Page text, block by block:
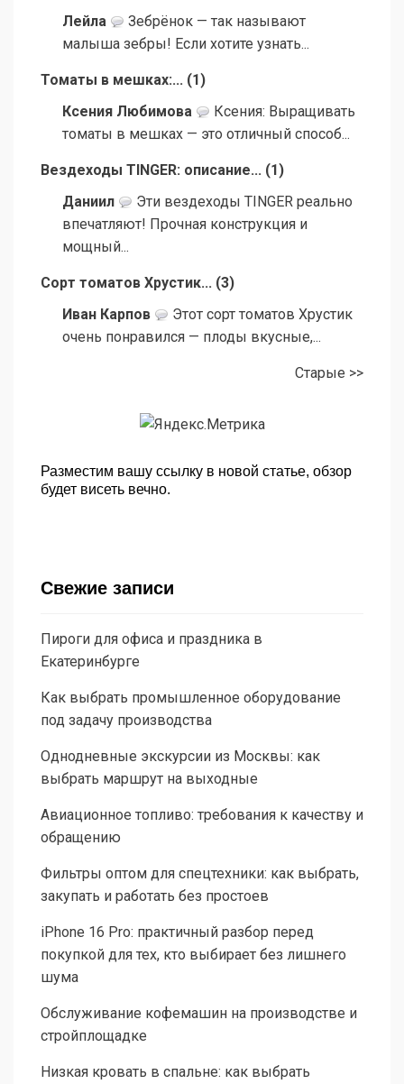
Лейла
Зебрёнок — так называют
малыша зебры! Если хотите узнать...
Томаты в мешках:... (1 )
Ксения Любимова
Ксения: Выращивать
томаты в мешках — это отличный способ...
Вездеходы TINGER: описание... (1 )
Даниил
Эти вездеходы TINGER реально
впечатляют! Прочная конструкция и
мощный...
Сорт томатов Хрустик... (3)
Иван Карпов
Этот сорт томатов Хрустик
очень понравился — плоды вкусные,...
Старые >>
Разместим вашу ссылку в новой статье, обзор
будет висеть вечно.
Свежие записи
Пироги для офиса и праздника в
Екатеринбурге
Как выбрать промышленное оборудование
под задачу производства
Однодневные экскурсии из Москвы: как
выбрать маршрут на выходные
Авиационное топливо: требования к качеству и
обращению
Фильтры оптом для спецтехники: как выбрать,
закупать и работать без простоев
iPhone 16 Pro: практичный разбор перед
покупкой для тех, кто выбирает без лишнего
шума
Обслуживание кофемашин на производстве и
стройплощадке
Низкая кровать в спальне: как выбрать